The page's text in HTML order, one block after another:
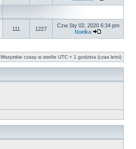
111 1227
Czw Sty 02, 2020 6:34 pm
Noelka
Wszystkie czasy w strefie UTC + 1 godzina (czas letni)